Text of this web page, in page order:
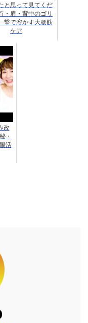
と思って見てくだ
・肩・背中のゴリ
撃で溶かす大腰筋
ケア
改
・
活